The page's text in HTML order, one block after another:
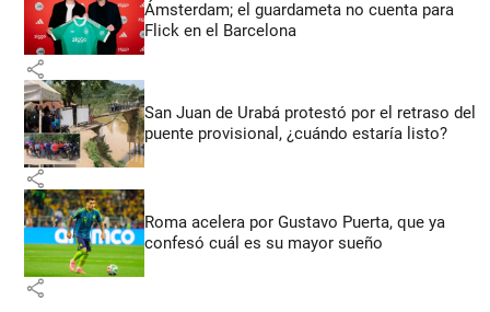
Ámsterdam; el guardameta no cuenta para
Flick en el Barcelona
share
San Juan de Urabá protestó por el retraso del
puente provisional, ¿cuándo estaría listo?
share
Roma acelera por Gustavo Puerta, que ya
confesó cuál es su mayor sueño
share